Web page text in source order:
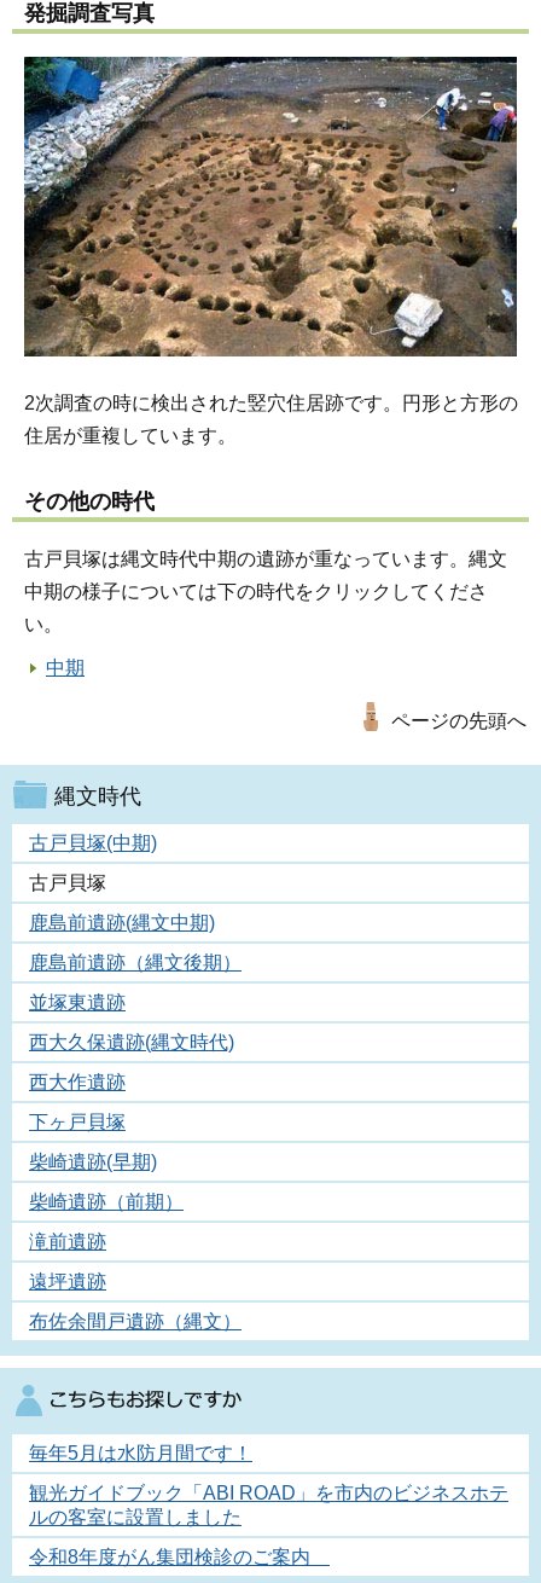
発掘調査写真
2次調査の時に検出された竪穴住居跡です。円形と方形の
住居が重複しています。
その他の時代
古戸貝塚は縄文時代中期の遺跡が重なっています。縄文
中期の様子については下の時代をクリックしてくださ
い。
中期
ページの先頭へ
縄文時代
古戸貝塚(中期)
古戸貝塚
鹿島前遺跡(縄文中期)
鹿島前遺跡（縄文後期）
並塚東遺跡
西大久保遺跡(縄文時代)
西大作遺跡
下ヶ戸貝塚
柴崎遺跡(早期)
柴崎遺跡（前期）
滝前遺跡
遠坪遺跡
布佐余間戸遺跡（縄文）
毎年5月は水防月間です！
観光ガイドブック「ABI ROAD」を市内のビジネスホテ
ルの客室に設置しました
令和8年度がん集団検診のご案内